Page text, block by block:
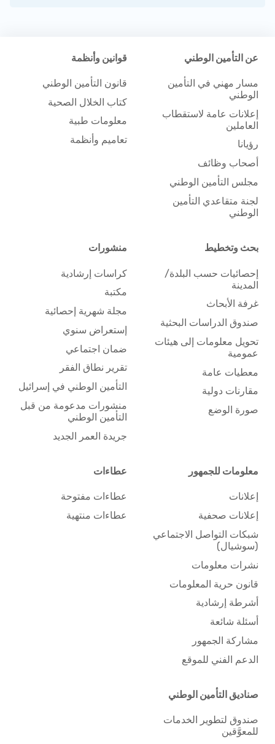
عن التأمين الوطني
مسار مهني في التأمين
الوطني
إعلانات عامة لاستقطاب
العاملين
رؤيانا
أصحاب وظائف
مجلس التأمين الوطني
لجنة متقاعدي التأمين
الوطني
قوانين وأنظمة
قانون التأمين الوطني
كتاب الخلال الصحية
معلومات طبية
تعاميم وأنظمة
بحث وتخطيط
إحصائيات حسب البلدة/
المدينة
غرفة الأبحاث
صندوق الدراسات البحثية
تحويل معلومات إلى هيئات
عمومية
معطيات عامة
مقارنات دولية
صورة الوضع
منشورات
كراسات إرشادية
مكتبة
مجلة شهرية إحصائية
إستعراض سنوي
ضمان اجتماعي
تقرير نطاق الفقر
التأمين الوطني في إسرائيل
منشورات مدعومة من قبل
التأمين الوطني
جريدة العمر الجديد
معلومات للجمهور
إعلانات
إعلانات صحفية
شبكات التواصل الاجتماعي
(سوشيال)
نشرات معلومات
قانون حرية المعلومات
أشرطة إرشادية
أسئلة شائعة
مشاركة الجمهور
الدعم الفني للموقع
عطاءات
عطاءات مفتوحة
عطاءات منتهية
صناديق التأمين الوطني
صندوق لتطوير الخدمات
للمعوَّقين